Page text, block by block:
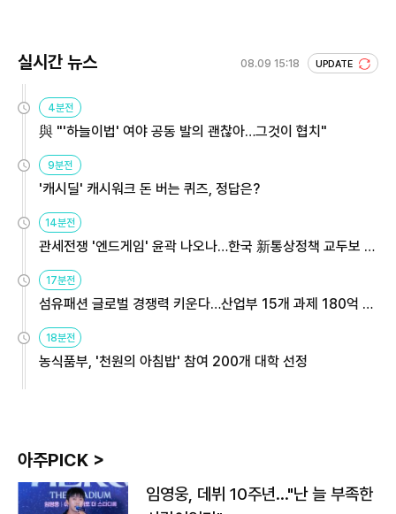
실시간 뉴스 08.09 15:18 UPDATE
4분전
與 "'하늘이법' 여야 공동 발의 괜찮아…그것이 협치"
9분전
'캐시딜' 캐시워크 돈 버는 퀴즈, 정답은?
14분전
관세전쟁 '엔드게임' 윤곽 나오나…한국 新통상정책 교두보 활
용해야
17분전
섬유패션 글로벌 경쟁력 키운다…산업부 15개 과제 180억 지
원
18분전
농식품부, '천원의 아침밥' 참여 200개 대학 선정
아주PICK >
임영웅, 데뷔 10주년…"난 늘 부족한